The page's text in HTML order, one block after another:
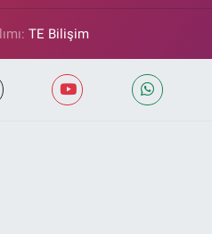
TE Bilişim